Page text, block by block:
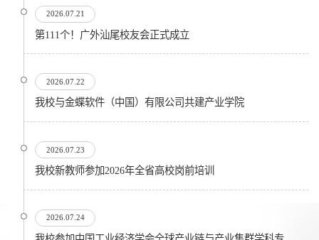
2026.07.21
第111个！广外汕尾校友会正式成立
2026.07.22
我校与金蝶软件（中国）有限公司共建产业学院
2026.07.23
我校新教师参加2026年全省高校岗前培训
2026.07.24